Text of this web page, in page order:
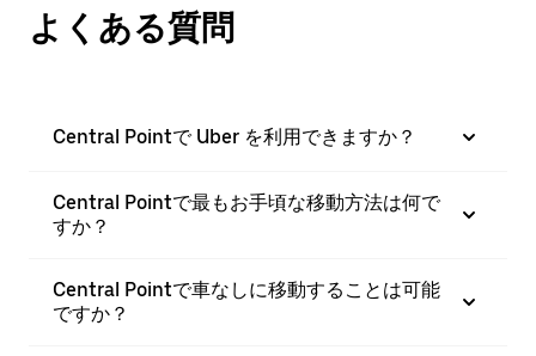
よくある質問
Central Pointで Uber を利用できますか？
Central Pointで最もお手頃な移動方法は何で
すか？
Central Pointで車なしに移動することは可能
ですか？